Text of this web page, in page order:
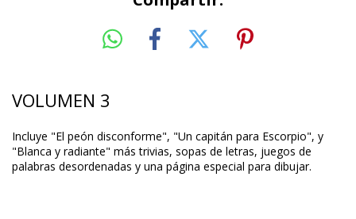
VOLUMEN 3
Incluye "El peón disconforme", "Un capitán para Escorpio", y
"Blanca y radiante" más trivias, sopas de letras, juegos de
palabras desordenadas y una página especial para dibujar.